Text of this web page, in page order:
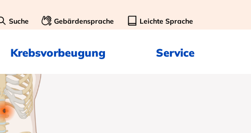
Suche Gebärdensprache Leichte Sprache
Krebsvorbeugung Service